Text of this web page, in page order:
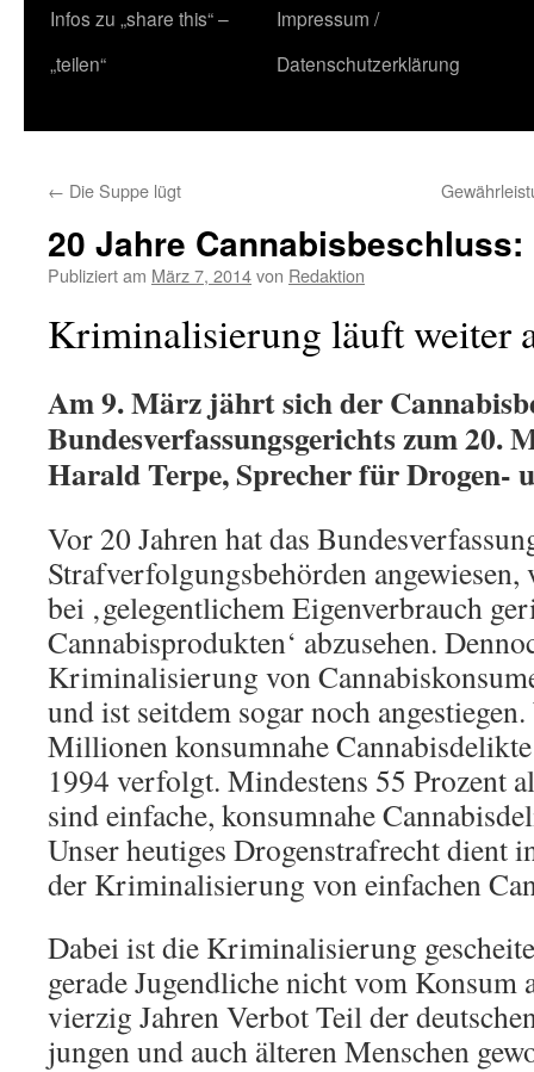
Zum
Inhalt
Infos zu „share this“ –
„teilen“
Impressum /
Datenschutzerklärung
← Die Suppe lügt
20 Jahre Cannabisbeschluss:
Publiziert am März 7, 2014von Redaktion
Kriminalisierung läuft weiter
Am 9. März jährt sich der
Bundesverfassungsgerichts zum 20.
Harald Terpe, Sprecher für Drogen-
Vor 20 Jahren hat das
Strafverfolgungsbehörden
bei ‚gelegentlichem Eigenverbrauch
Cannabisprodukten‘ abzusehen.
Kriminalisierung von
und ist seitdem sogar noch
Millionen konsumnahe
1994 verfolgt. Mindestens 55 Prozent
sind einfache, konsumnahe
Unser heutiges Drogenstrafrecht dient
der Kriminalisierung von einfachen
Dabei ist die Kriminalisierung
gerade Jugendliche nicht vom Konsum
vierzig Jahren Verbot Teil der
jungen und auch älteren Menschen